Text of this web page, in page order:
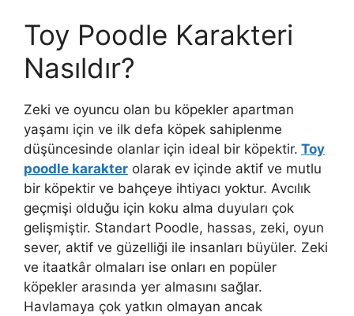
Toy Poodle Karakteri
Nasıldır?
Zeki ve oyuncu olan bu köpekler apartman
yaşamı için ve ilk defa köpek sahiplenme
düşüncesinde olanlar için ideal bir köpektir. Toy
poodle karakter olarak ev içinde aktif ve mutlu
bir köpektir ve bahçeye ihtiyacı yoktur. Avcılık
geçmişi olduğu için koku alma duyuları çok
gelişmiştir. Standart Poodle, hassas, zeki, oyun
sever, aktif ve güzelliği ile insanları büyüler. Zeki
ve itaatkâr olmaları ise onları en popüler
köpekler arasında yer almasını sağlar.
Havlamaya çok yatkın olmayan ancak